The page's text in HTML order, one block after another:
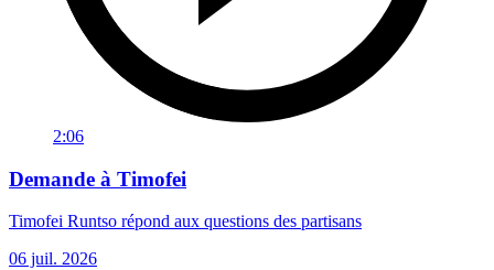
2:06
Demande à Timofei
Timofei Runtso répond aux questions des partisans
06 juil. 2026